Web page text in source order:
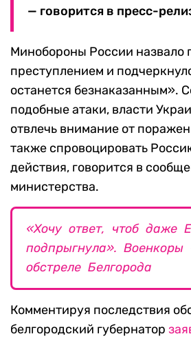
— говорится в пресс-
Минобороны России назвало
преступлением и
останется безнаказанным».
подобные атаки, власти
отвлечь внимание от
также спровоцировать
действия, говорится в
министерства.
«Хочу ответ, чтоб даже
подпрыгнула».
обстреле Белгорода
Комментируя последствия
белгородский губернатор